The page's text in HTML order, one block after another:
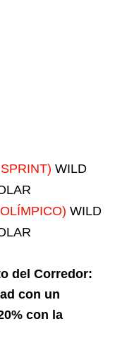
WILD
WILD
del Corredor:
con un
con la